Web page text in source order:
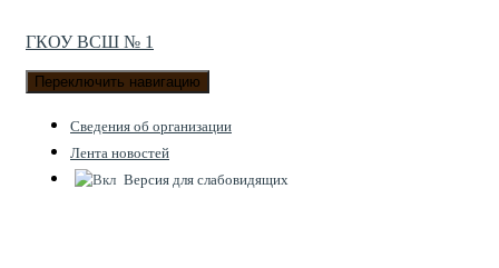
ГКОУ ВСШ № 1
Переключить навигацию
Cведения об организации
Лента новостей
Версия для слабовидящих